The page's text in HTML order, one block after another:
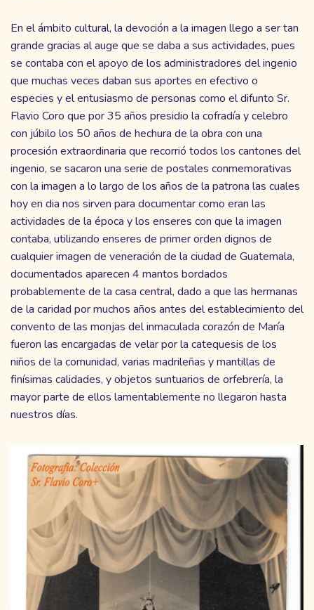
En el ámbito cultural, la devoción a la imagen llego a ser tan
grande gracias al auge que se daba a sus actividades, pues
se contaba con el apoyo de los administradores del ingenio
que muchas veces daban sus aportes en efectivo o
especies y el entusiasmo de personas como el difunto Sr.
Flavio Coro que por 35 años presidio la cofradía y celebro
con júbilo los 50 años de hechura de la obra con una
procesión extraordinaria que recorrió todos los cantones del
ingenio, se sacaron una serie de postales conmemorativas
con la imagen a lo largo de los años de la patrona las cuales
hoy en dia nos sirven para documentar como eran las
actividades de la época y los enseres con que la imagen
contaba, utilizando enseres de primer orden dignos de
cualquier imagen de veneración de la ciudad de Guatemala,
documentados aparecen 4 mantos bordados
probablemente de la casa central, dado a que las hermanas
de la caridad por muchos años antes del establecimiento del
convento de las monjas del inmaculada corazón de María
fueron las encargadas de velar por la catequesis de los
niños de la comunidad, varias madrileñas y mantillas de
finísimas calidades, y objetos suntuarios de orfebrería, la
mayor parte de ellos lamentablemente no llegaron hasta
nuestros días.